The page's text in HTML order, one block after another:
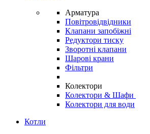
Арматура
Повітровідвідники
Клапани запобіжні
Редуктори тиску
Зворотні клапани
Шарові крани
Фільтри
Колектори
Колектори & Шафи
Колектори для води
Котли